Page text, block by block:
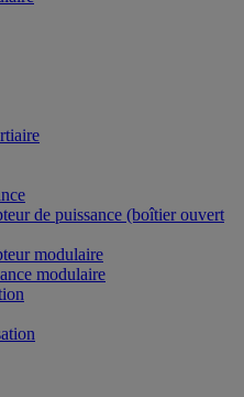
de puissance (boîtier ouvert
modulaire
modulaire